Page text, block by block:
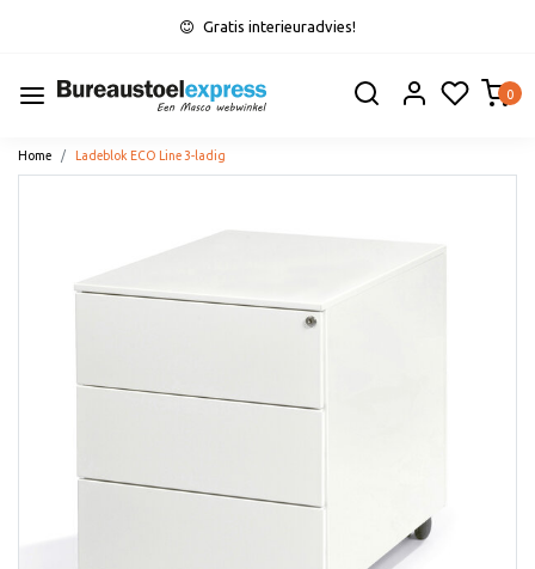
Gratis interieuradvies!
0
Home Ladeblok ECO Line 3-ladig